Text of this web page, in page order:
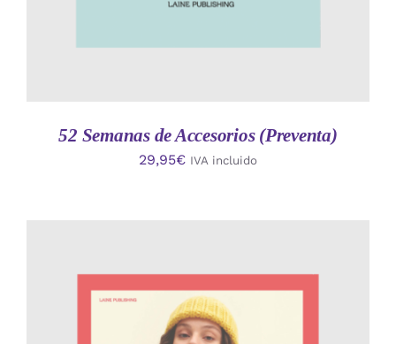
52 Semanas de Accesorios (Preventa)
29,95€ IVA incluido